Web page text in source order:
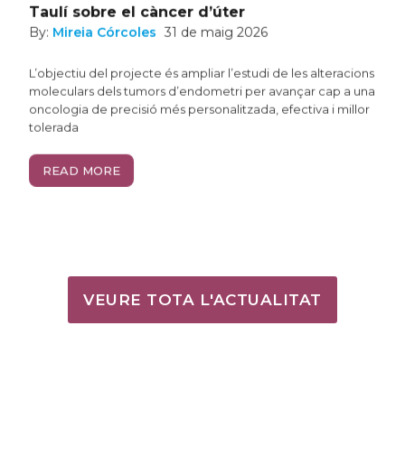
Taulí sobre el càncer d’úter
By: Mireia Córcoles 31 de maig 2026
L’objectiu del projecte és ampliar l’estudi de les alteracions
moleculars dels tumors d’endometri per avançar cap a una
oncologia de precisió més personalitzada, efectiva i millor
tolerada
READ MORE
VEURE TOTA L'ACTUALITAT